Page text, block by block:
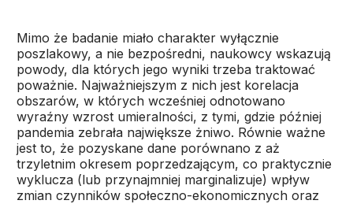
Mimo że badanie miało charakter wyłącznie
poszlakowy, a nie bezpośredni, naukowcy wskazują
powody, dla których jego wyniki trzeba traktować
poważnie. Najważniejszym z nich jest korelacja
obszarów, w których wcześniej odnotowano
wyraźny wzrost umieralności, z tymi, gdzie później
pandemia zebrała największe żniwo. Równie ważne
jest to, że pozyskane dane porównano z aż
trzyletnim okresem poprzedzającym, co praktycznie
wyklucza (lub przynajmniej marginalizuje) wpływ
zmian czynników społeczno-ekonomicznych oraz